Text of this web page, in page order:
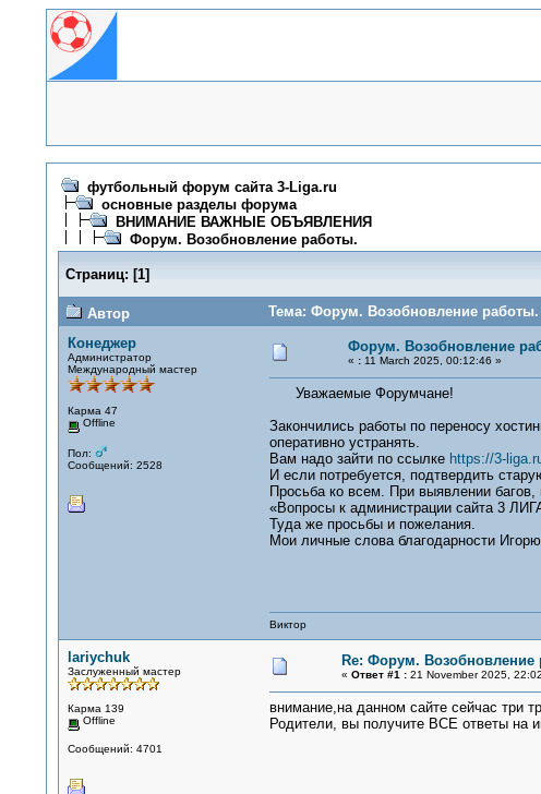
футбольный форум сайта 3-Liga.ru
основные разделы форума
ВНИМАНИЕ ВАЖНЫЕ ОБЪЯВЛЕНИЯ
Форум. Возобновление работы.
Страниц: [1]
Автор
Тема: Форум. Возобновление работы.
Конеджер
Администратор
Международный мастер
Карма 47
Offline
Пол:
Сообщений: 2528
Форум. Возобновление
« :11 March 2025, 00:12:46 »
Уважаемые Форумчане!
Закончились работы по переносу
оперативно устранять.
Вам надо зайти по ссылке https://3-
И если потребуется, подтвердить
Просьба ко всем. При выявлении
«Вопросы к администрации сайта 3
Туда же просьбы и пожелания.
Мои личные слова благодарности
Виктор
lariychuk
Заслуженный мастер
Карма 139
Offline
Сообщений: 4701
Re: Форум. Возобновление
« Ответ #1 :21 November 2025,
внимание,на данном сайте сейчас три
Родители, вы получите ВСЕ ответы на